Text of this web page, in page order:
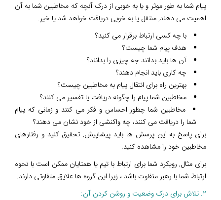
پیام شما به طور موثر و یا به خوبی از درک آنچه که مخاطبین شما به آن
اهمیت می دهند, منتقل یا به خوبی دریافت خواهد شد یا خیر.
با چه کسی ارتباط برقرار می کنید؟
هدف پیام شما چیست؟
آن ها باید بدانند جه چیزی را بدانند؟
چه کاری باید انجام دهند؟
بهترین راه برای انتقال پیام به مخاطبین چیست؟
مخاطبین شما پیام را چگونه دریافت یا تفسیر می کنند؟
مخاطبین شما چطور احساس و فکر می کنند و زمانی که پیام
شما را دریافت می کنند، چه واکنشی از خود نشان می دهند؟
برای پاسخ به این پرسش ها باید پیشاپیش, تحقیق کنید و رفتارهای
مخاطبین خود را مشاهده کنید.
برای مثال, رویکرد شما برای ارتباط با تیم یا همتایان ممکن است با نحوه
ارتباط شما با رهبر متفاوت باشد ، زیرا این گروه ها علایق متفاوتی دارند.
2. تلاش برای درک وضعیت و روشن کردن آن: